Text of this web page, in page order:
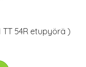
TT 54R etupyörä )